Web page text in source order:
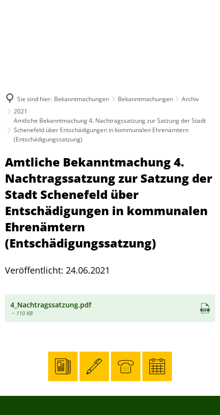
Sie sind hier: Bekanntmachungen Bekanntmachungen
Archiv
2021
Amtliche Bekanntmachung 4. Nachtragssatzung zur Satzung der Stadt
Schenefeld über Entschädigungen in kommunalen Ehrenämtern
(Entschädigungssatzung)
Amtliche Bekanntmachung 4.
Nachtragssatzung zur Satzung der
Stadt Schenefeld über
Entschädigungen in kommunalen
Ehrenämtern
(Entschädigungssatzung)
Veröffentlicht: 24.06.2021
4_Nachtragssatzung.pdf
~ 110 KB